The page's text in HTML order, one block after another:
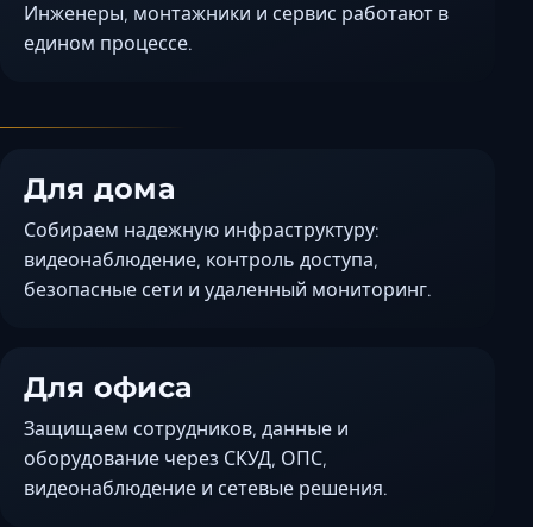
Элиста
Инженеры, монтажники и сервис работают в
едином процессе.
Для дома
Собираем надежную инфраструктуру:
видеонаблюдение, контроль доступа,
безопасные сети и удаленный мониторинг.
Для офиса
Защищаем сотрудников, данные и
оборудование через СКУД, ОПС,
видеонаблюдение и сетевые решения.